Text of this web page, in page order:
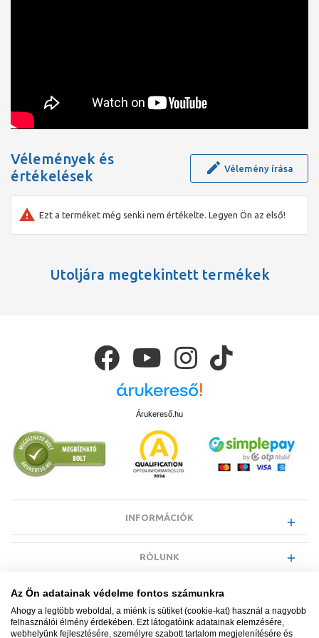
Vélemények és
értékelések
Vélemény írása
Ezt a terméket még senki nem értékelte. Legyen Ön az első!
Utoljára megtekintett termékek
Árukereső.hu
INFORMÁCIÓK
RÓLUNK
EGYÉB INFORMÁCIÓK
VÁSÁRLÓI INFORMÁCIÓK
Az Ön adatainak védelme fontos számunkra
Ahogy a legtöbb weboldal, a miénk is sütiket (cookie-kat) használ a nagyobb
felhasználói élmény érdekében. Ezt látogatóink adatainak elemzésére,
webhelyünk fejlesztésére, személyre szabott tartalom megjelenítésére és